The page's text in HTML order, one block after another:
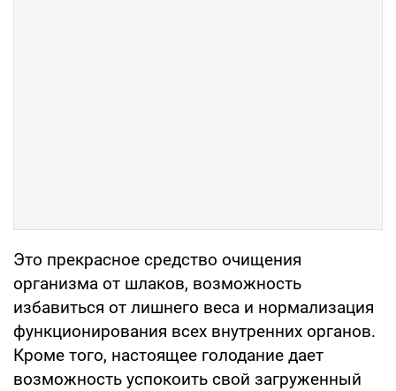
Это прекрасное средство очищения
организма от шлаков, возможность
избавиться от лишнего веса и нормализация
функционирования всех внутренних органов.
Кроме того, настоящее голодание дает
возможность успокоить свой загруженный